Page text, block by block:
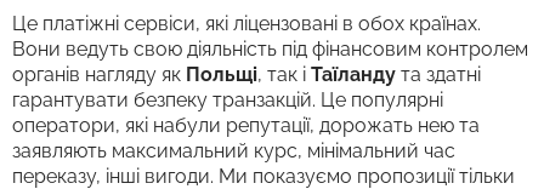
Це платіжні сервіси, які ліцензовані в обох країнах.
Вони ведуть свою діяльність під фінансовим контролем
органів нагляду як Польщі, так і Таїланду та здатні
гарантувати безпеку транзакцій. Це популярні
оператори, які набули репутації, дорожать нею та
заявляють максимальний курс, мінімальний час
переказу, інші вигоди. Ми показуємо пропозиції тільки